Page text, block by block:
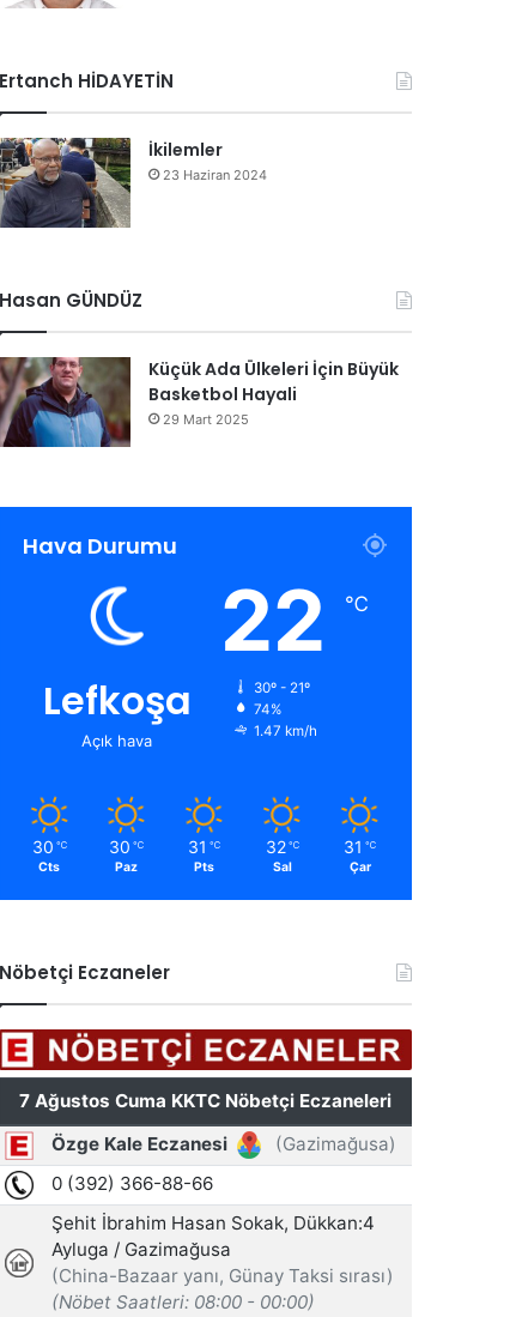
Ertanch HİDAYETİN
İkilemler
23 Haziran 2024
Hasan GÜNDÜZ
Küçük Ada Ülkeleri İçin Büyük
Basketbol Hayali
29 Mart 2025
Hava Durumu
Lefkoşa
Açık hava
22 ℃
30º - 21º
74%
1.47 km/h
30 ℃
Cts
30 ℃
Paz
31 ℃
Pts
32 ℃
Sal
31 ℃
Çar
Nöbetçi Eczaneler